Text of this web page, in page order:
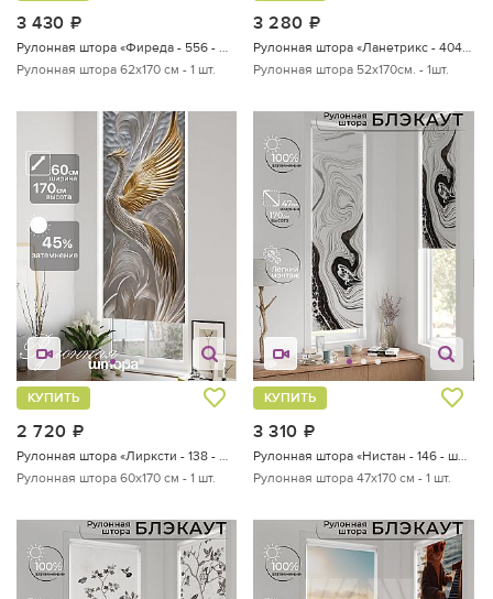
3 430
Рулонная штора «Фиреда - 556 - ширина 62 см»
Рулонная штора 62х170 см - 1 шт.
3 280
Рулонная штора «Ланетрикс - 404 - ширина 52 см»
Рулонная штора 52х170см. - 1шт.
2 720
КУПИТЬ
Рулонная штора «Лирксти - 138 - ширина 60 см»
Рулонная штора 60х170 см - 1 шт.
3 310
КУПИТЬ
Рулонная штора «Нистан - 146 - ширина 47 см»
Рулонная штора 47х170 см - 1 шт.